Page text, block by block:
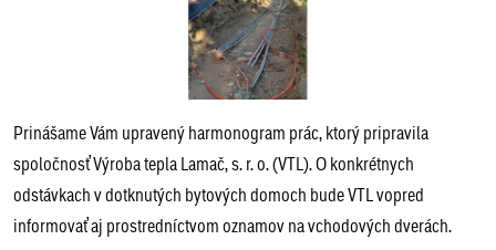
Prinášame Vám upravený harmonogram prác, ktorý pripravila
spoločnosť Výroba tepla Lamač, s. r. o. (VTL). O konkrétnych
odstávkach v dotknutých bytových domoch bude VTL vopred
informovať aj prostredníctvom oznamov na vchodových dverách.